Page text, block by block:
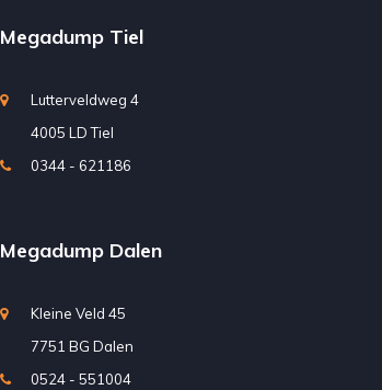
Megadump Tiel
Lutterveldweg 4
4005 LD Tiel
0344 - 621186
Megadump Dalen
Kleine Veld 45
7751 BG Dalen
0524 - 551004